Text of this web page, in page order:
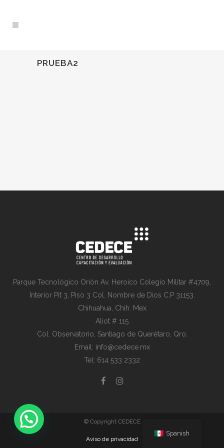
PRUEBA2
Parque Tecnológico Orión Av. Heroico Colegio Militar #4709,
Interior Pit 3, Piso 3 Col. Nombre de Dios C.P 31153.
Chihuahua, Chih. Mex
Aliot # 115
Col. Observatorio, Santiago de Querétaro, Qro.
Email: info@cedece.mx
Tel: 614 533 2332
© Copyright CEDECE
Aviso de privacidad
Spanish